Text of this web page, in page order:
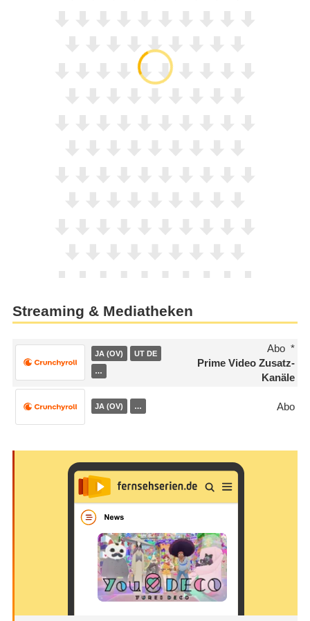
Streaming & Mediatheken
JA (OV) UT DE
…
Abo
Prime Video Zusatz-
Kanäle
JA (OV) … Abo